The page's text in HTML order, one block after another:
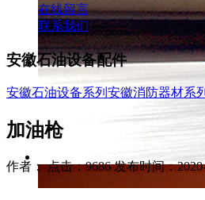
在线留言
联系我们
安徽石油设备配件
安徽石油设备系列 安徽消防器材系列
加油枪
作者： 点击：9686 发布时间：